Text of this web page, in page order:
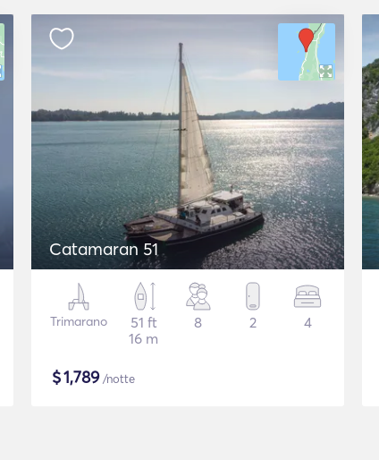
Catamaran 51
Trimarano
51 ft
16 m
8 2 4
$1,789/notte